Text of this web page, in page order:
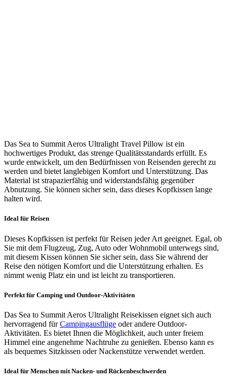
Das Sea to Summit Aeros Ultralight Travel Pillow ist ein
hochwertiges Produkt, das strenge Qualitätsstandards erfüllt. Es
wurde entwickelt, um den Bedürfnissen von Reisenden gerecht zu
werden und bietet langlebigen Komfort und Unterstützung. Das
Material ist strapazierfähig und widerstandsfähig gegenüber
Abnutzung. Sie können sicher sein, dass dieses Kopfkissen lange
halten wird.
Ideal für Reisen
Dieses Kopfkissen ist perfekt für Reisen jeder Art geeignet. Egal, ob
Sie mit dem Flugzeug, Zug, Auto oder Wohnmobil unterwegs sind,
mit diesem Kissen können Sie sicher sein, dass Sie während der
Reise den nötigen Komfort und die Unterstützung erhalten. Es
nimmt wenig Platz ein und ist leicht zu transportieren.
Perfekt für Camping und Outdoor-Aktivitäten
Das Sea to Summit Aeros Ultralight Reisekissen eignet sich auch
hervorragend fürCampingausflüge oder andere Outdoor-
Aktivitäten. Es bietet Ihnen die Möglichkeit, auch unter freiem
Himmel eine angenehme Nachtruhe zu genießen. Ebenso kann es
als bequemes Sitzkissen oder Nackenstütze verwendet werden.
Ideal für Menschen mit Nacken- und Rückenbeschwerden